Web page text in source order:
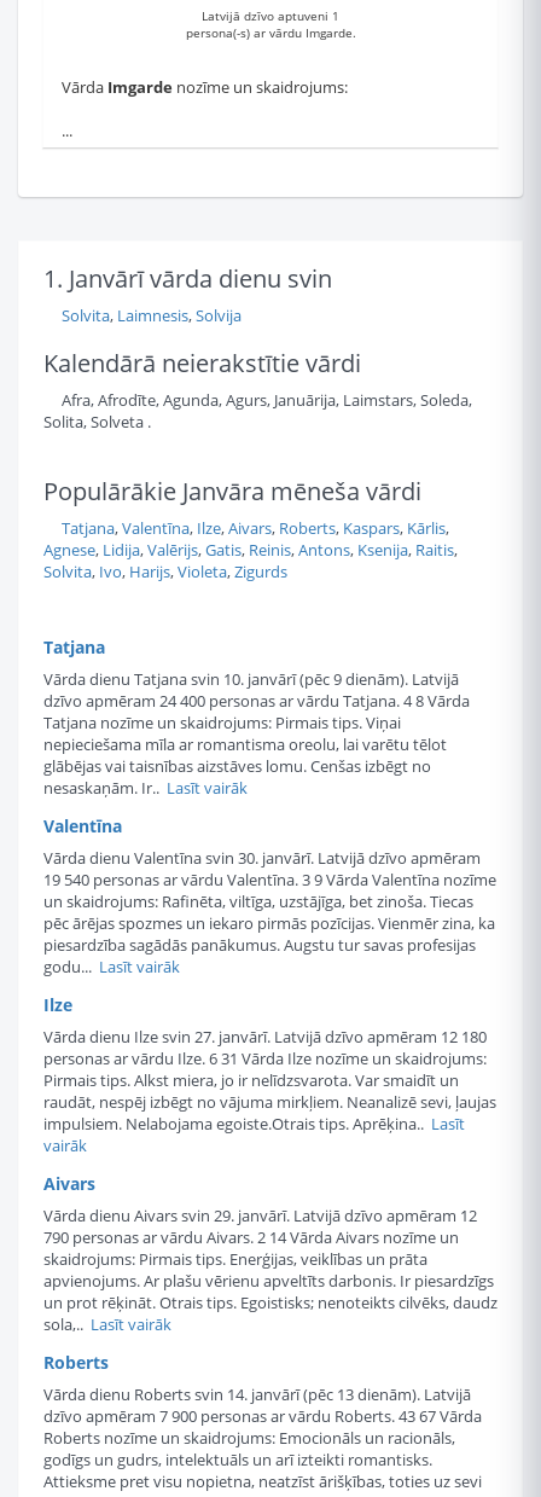
Latvijā dzīvo aptuveni 1
persona(-s) ar vārdu Imgarde.
Vārda Imgarde nozīme un skaidrojums:
...
1. Janvārī vārda dienu svin
Solvita, Laimnesis,Solvija
Kalendārā neierakstītie vārdi
Afra, Afrodīte, Agunda, Agurs, Januārija, Laimstars, Soleda,
Solita, Solveta .
Populārākie Janvāra mēneša vārdi
Tatjana,Valentīna, Ilze,Aivars, Roberts, Kaspars, Kārlis,
Agnese, Lidija,Valērijs,Gatis, Reinis,Antons, Ksenija, Raitis,
Solvita, Ivo, Harijs,Violeta,Zigurds
Tatjana
Vārda dienu Tatjana svin 10. janvārī (pēc 9 dienām). Latvijā
dzīvo apmēram 24 400 personas ar vārdu Tatjana. 4 8 Vārda
Tatjana nozīme un skaidrojums: Pirmais tips. Viņai
nepieciešama mīla ar romantisma oreolu, lai varētu tēlot
glābējas vai taisnības aizstāves lomu. Cenšas izbēgt no
nesaskaņām. Ir.. Lasīt vairāk
Valentīna
Vārda dienu Valentīna svin 30. janvārī. Latvijā dzīvo apmēram
19 540 personas ar vārdu Valentīna. 3 9 Vārda Valentīna nozīme
un skaidrojums: Rafinēta, viltīga, uzstājīga, bet zinoša. Tiecas
pēc ārējas spozmes un iekaro pirmās pozīcijas. Vienmēr zina, ka
piesardzība sagādās panākumus. Augstu tur savas profesijas
godu... Lasīt vairāk
Ilze
Vārda dienu Ilze svin 27. janvārī. Latvijā dzīvo apmēram 12 180
personas ar vārdu Ilze. 6 31 Vārda Ilze nozīme un skaidrojums:
Pirmais tips. Alkst miera, jo ir nelīdzsvarota. Var smaidīt un
raudāt, nespēj izbēgt no vājuma mirkļiem. Neanalizē sevi, ļaujas
impulsiem. Nelabojama egoiste.Otrais tips. Aprēķina.. Lasīt
vairāk
Aivars
Vārda dienu Aivars svin 29. janvārī. Latvijā dzīvo apmēram 12
790 personas ar vārdu Aivars. 2 14 Vārda Aivars nozīme un
skaidrojums: Pirmais tips. Enerģijas, veiklības un prāta
apvienojums. Ar plašu vērienu apveltīts darbonis. Ir piesardzīgs
un prot rēķināt. Otrais tips. Egoistisks; nenoteikts cilvēks, daudz
sola,.. Lasīt vairāk
Roberts
Vārda dienu Roberts svin 14. janvārī (pēc 13 dienām). Latvijā
dzīvo apmēram 7 900 personas ar vārdu Roberts. 43 67 Vārda
Roberts nozīme un skaidrojums: Emocionāls un racionāls,
godīgs un gudrs, intelektuāls un arī izteikti romantisks.
Attieksme pret visu nopietna, neatzīst ārišķības, toties uz sevi